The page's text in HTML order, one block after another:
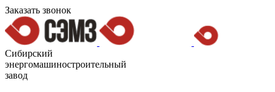
Заказать звонок
Сибирский
энергомашиностроительный
завод